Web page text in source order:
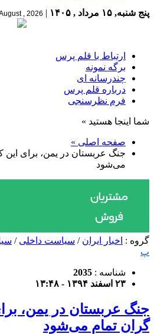
پنج شنبه, ۱۵ مرداد , ۱۴۰۵ |
, 2026
ارتباط با قلم پرس
برگه نمونه
چندرسانه ای
درباره قلم پرس
فرم نظرسنجی
شما اینجا هستید »
صفحه اصلی »
جنگ عربستان در یمن، برای این
می‌شود
گروه : اخبار ایران / سیاست داخلی /
پ
شناسه : 2035
۲۳ اسفند ۱۳۹۴ - ۱۳:۴۸
جنگ عربستان در یمن،
گران تمام می‌شود